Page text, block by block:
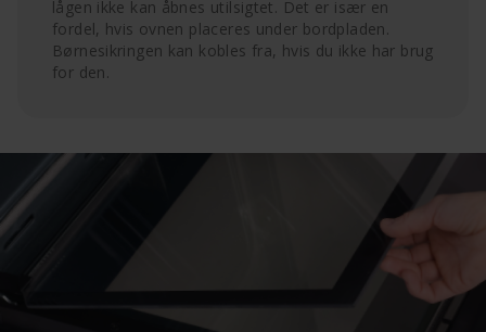
lågen ikke kan åbnes utilsigtet. Det er især en
fordel, hvis ovnen placeres under bordpladen.
Børnesikringen kan kobles fra, hvis du ikke har brug
for den.